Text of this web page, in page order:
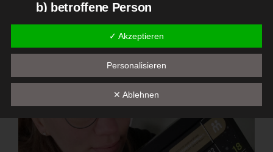
b) betroffene Person
identifizierbare natürliche Person, deren
personenbezogene Daten von dem für die Verarbeitung
Verantwortlichen verarbeitet werden.
c) Verarbeitung
Verfahren ausgeführte Vorgang oder jede solche
Vorgangsreihe im Zusammenhang mit
✓ Akzeptieren
Personalisieren
✕ Ablehnen